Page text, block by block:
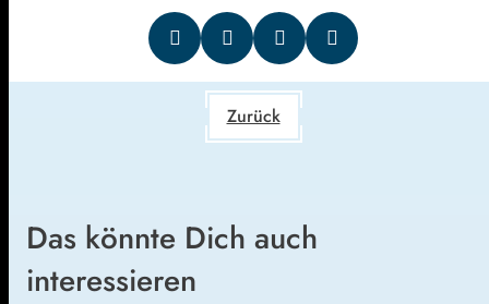
Zurück
Das könnte Dich auch
interessieren